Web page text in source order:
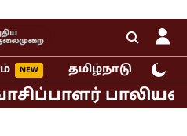
தமிழ்நாடு
பாலியல் புகார்!